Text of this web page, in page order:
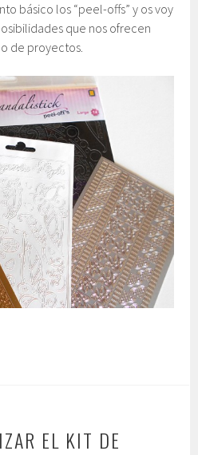
básico los “peel-offs” y os voy
que nos ofrecen
de proyectos.
EL KIT DE